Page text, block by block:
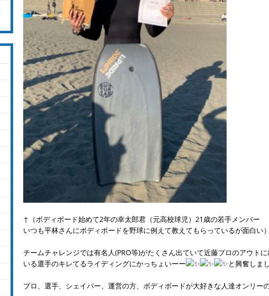
↑（ボディボード始めて2年の幸太郎君（元高校球児）21歳の若手メンバー
いつも平林さんにボディボードを野球に例えて教えてもらっているが面白い）
チームチャレンジでは有名人(PRO等)がたくさん出ていて近藤プロのアウト
いる選手のキレてるライディングにかっちょいーー
と興奮しまし
プロ、選手、シェイパー、運営の方、ボディボードが大好きな人達オンリーの